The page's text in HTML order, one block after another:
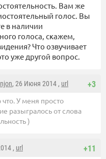
Вам же
голос. Вы
в наличии
голоса, скажем,
Что озвучивает
уже другой вопрос.
+3
, 26 Июня 2014 , url
что. У меня просто
разыгралось от слова
)
+11
, url